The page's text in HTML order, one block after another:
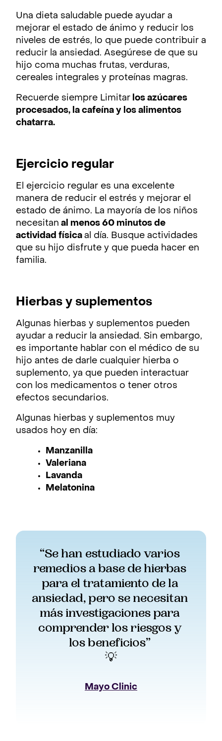
Una dieta saludable puede ayudar a
mejorar el estado de ánimo y reducir los
niveles de estrés, lo que puede contribuir a
reducir la ansiedad. Asegúrese de que su
hijo coma muchas frutas, verduras,
cereales integrales y proteínas magras.
Recuerde siempre Limitar los azúcares
procesados, la cafeína y los alimentos
chatarra.
Ejercicio regular
El ejercicio regular es una excelente
manera de reducir el estrés y mejorar el
estado de ánimo. La mayoría de los niños
necesitan al menos 60 minutos de
actividad física al día. Busque actividades
que su hijo disfrute y que pueda hacer en
familia.
Hierbas y suplementos
Algunas hierbas y suplementos pueden
ayudar a reducir la ansiedad. Sin embargo,
es importante hablar con el médico de su
hijo antes de darle cualquier hierba o
suplemento, ya que pueden interactuar
con los medicamentos o tener otros
efectos secundarios.
Algunas hierbas y suplementos muy
usados hoy en día:
Manzanilla
Valeriana
Lavanda
Melatonina
“Se han estudiado varios
remedios a base de hierbas
para el tratamiento de la
ansiedad, pero se necesitan
más investigaciones para
comprender los riesgos y
los beneficios”
💡
Mayo Clinic